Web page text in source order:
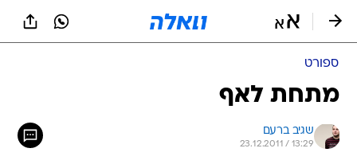
ספורט
מתחת לאף
שגיב ברעם
23.12.2011 / 13:29